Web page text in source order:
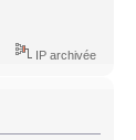
IP archivée